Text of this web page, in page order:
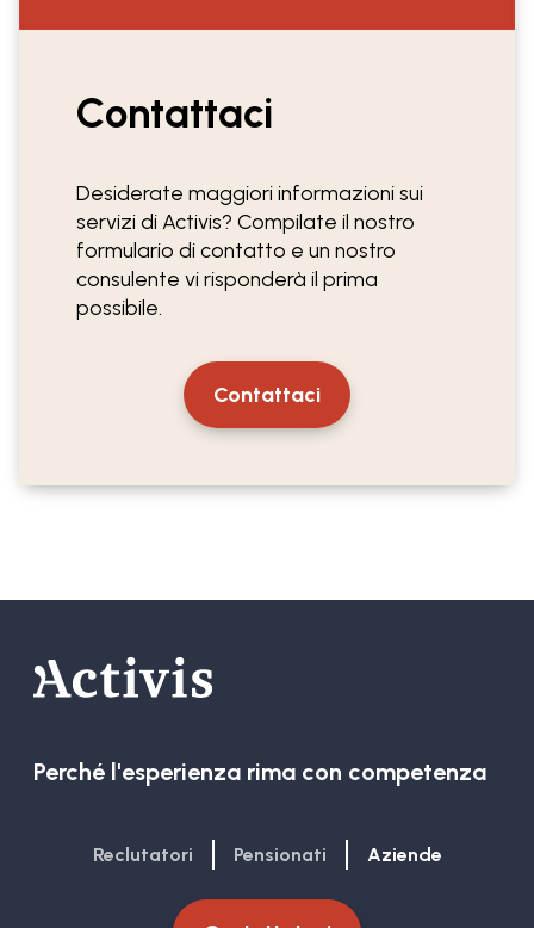
Contattaci
Desiderate maggiori informazioni sui
servizi di Activis? Compilate il nostro
formulario di contatto e un nostro
consulente vi risponderà il prima
possibile.
Contattaci
Perché l'esperienza rima con competenza
Reclutatori Pensionati Aziende